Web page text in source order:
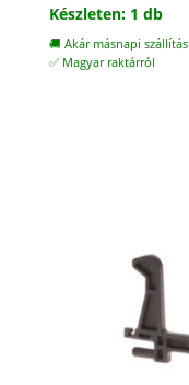
price
was:
8.800 Ft.
is:
Készleten: 1 db
🚚 Akár másnapi szállítás
✅ Magyar raktárról